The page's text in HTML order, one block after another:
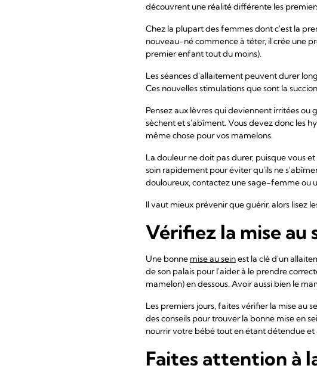
découvrent une réalité différente les
Chez la plupart des femmes dont c'est la
nouveau-né commence à téter, il crée une
premier enfant tout du moins).
Les séances d'allaitement peuvent durer
Ces nouvelles stimulations que sont la
Pensez aux lèvres qui deviennent irritées ou
sèchent et s'abîment. Vous devez donc les
même chose pour vos mamelons.
La douleur ne doit pas durer, puisque vous
soin rapidement pour éviter qu'ils ne
douloureux, contactez une sage-femme ou
Il vaut mieux prévenir que guérir, alors lisez
Vérifiez la mise au
Une bonne mise au seinest la clé d'un
de son palais pour l'aider à le prendre
mamelon) en dessous. Avoir aussi bien le
Les premiers jours, faites vérifier la mise au
des conseils pour trouver la bonne mise en
nourrir votre bébé tout en étant détendue et
Faites attention à